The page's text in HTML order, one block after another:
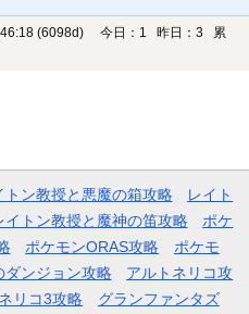
(6098d)
今日：1 昨日：3 累
トン教授と悪魔の箱攻略
レイト
イトン教授と魔神の笛攻略
ポケ
ポケモンORAS攻略
ポケモ
ダンジョン攻略
アルトネリコ攻
リコ3攻略 グランファンタズ